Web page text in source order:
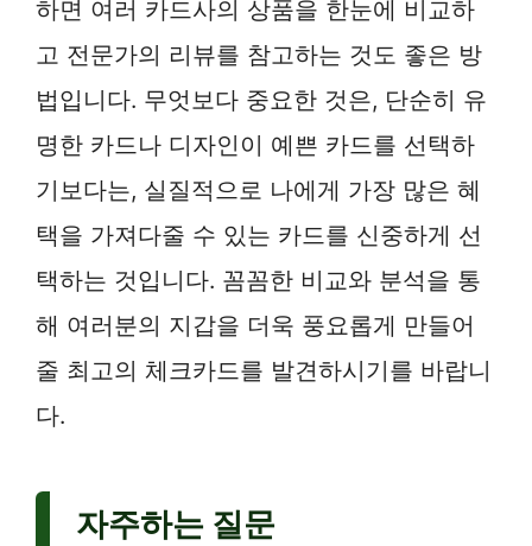
하면 여러 카드사의 상품을 한눈에 비교하
고 전문가의 리뷰를 참고하는 것도 좋은 방
법입니다. 무엇보다 중요한 것은, 단순히 유
명한 카드나 디자인이 예쁜 카드를 선택하
기보다는, 실질적으로 나에게 가장 많은 혜
택을 가져다줄 수 있는 카드를 신중하게 선
택하는 것입니다. 꼼꼼한 비교와 분석을 통
해 여러분의 지갑을 더욱 풍요롭게 만들어
줄 최고의 체크카드를 발견하시기를 바랍니
다.
자주하는 질문